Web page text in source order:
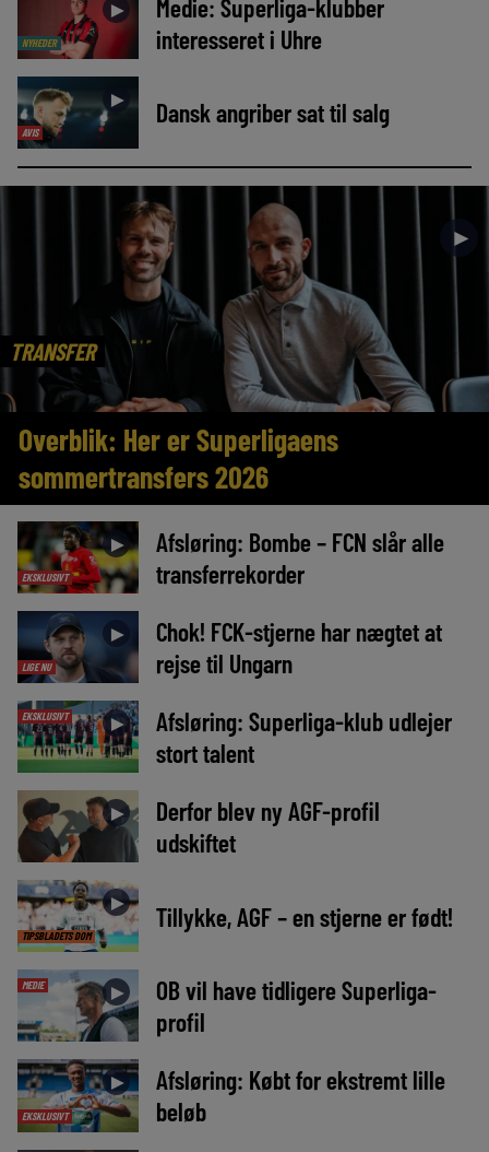
NYHEDER
►
Medie: Superliga-klubber
interesseret i Uhre
AVIS
► Dansk angriber sat til salg
TRANSFER
►
Overblik: Her er Superligaens
sommertransfers 2026
EKSKLUSIVT
►
Afsløring: Bombe – FCN slår alle
transferrekorder
LIGE NU
►
Chok! FCK-stjerne har nægtet at
rejse til Ungarn
EKSKLUSIVT ►
Afsløring: Superliga-klub udlejer
stort talent
►
Derfor blev ny AGF-profil
udskiftet
TIPSBLADETS DOM
► Tillykke, AGF – en stjerne er født!
MEDIE ►
OB vil have tidligere Superliga-
profil
EKSKLUSIVT
►
Afsløring: Købt for ekstremt lille
beløb